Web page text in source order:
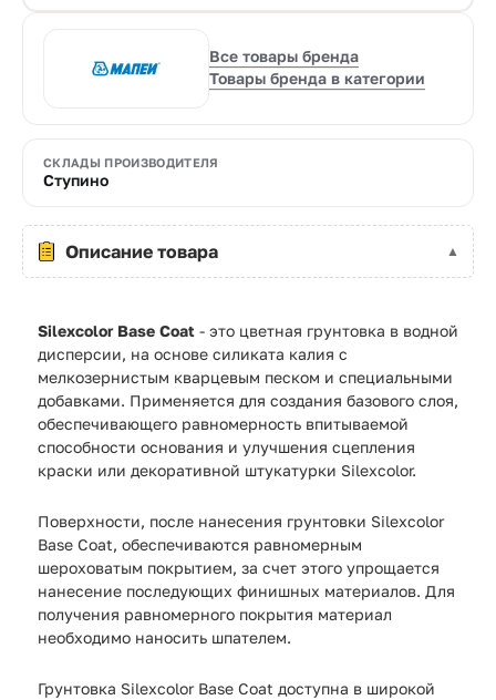
Все товары бренда
Товары бренда в категории
СКЛАДЫ ПРОИЗВОДИТЕЛЯ
Ступино
Описание товара
Silexcolor Base Coat - это цветная грунтовка в водной
дисперсии, на основе силиката калия с
мелкозернистым кварцевым песком и специальными
добавками. Применяется для создания базового слоя,
обеспечивающего равномерность впитываемой
способности основания и улучшения сцепления
краски или декоративной штукатурки Silexcolor.
Поверхности, после нанесения грунтовки Silexcolor
Base Coat, обеспечиваются равномерным
шероховатым покрытием, за счет этого упрощается
нанесение последующих финишных материалов. Для
получения равномерного покрытия материал
необходимо наносить шпателем.
Грунтовка Silexcolor Base Coat доступна в широкой